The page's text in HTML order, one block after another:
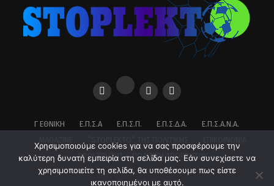
Γ ΕΘΝΙΚΉ Ε.Π.Σ.Α Ε.Π.Σ.Π. Ε.Π.Σ.Δ.Α.
Ε.Π.Σ.Α.Ν.Α.
ΌΡΟΙ ΧΡΉΣΗΣ – ΠΟΛΙΤΙΚΉ ΑΠΟΡΡΉΤΟΥ
Χρησιμοποιούμε cookies για να σας προσφέρουμε την
καλύτερη δυνατή εμπειρία στη σελίδα μας. Εάν συνεχίσετε να
χρησιμοποιείτε τη σελίδα, θα υποθέσουμε πως είστε
ικανοποιημένοι με αυτό.